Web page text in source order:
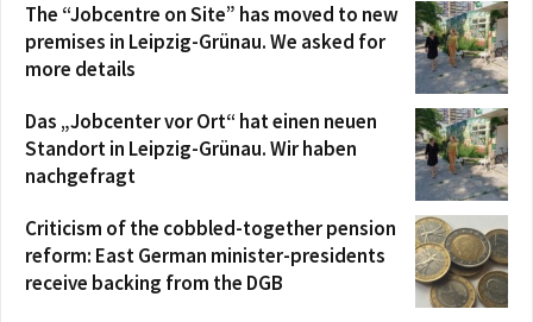
The “Jobcentre on Site” has moved to new
premises in Leipzig-Grünau. We asked for
more details
Das „Jobcenter vor Ort“ hat einen neuen
Standort in Leipzig-Grünau. Wir haben
nachgefragt
Criticism of the cobbled-together pension
reform: East German minister-presidents
receive backing from the DGB